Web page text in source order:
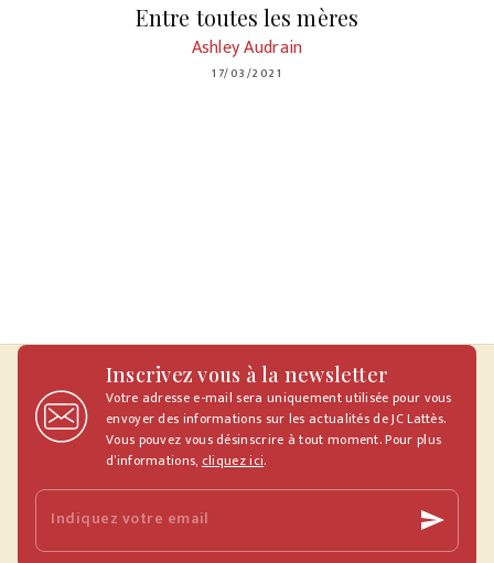
Entre toutes les mères
Ashley Audrain
17/03/2021
Inscrivez vous à la newsletter
Votre adresse e-mail sera uniquement utilisée pour vous
envoyer des informations sur les actualités de JC Lattès.
Vous pouvez vous désinscrire à tout moment. Pour plus
d’informations, cliquez ici.
Indiquez votre email send